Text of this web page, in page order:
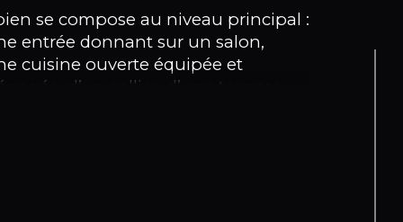
se compose au niveau principal :
entrée donnant sur un salon,
cuisine ouverte équipée et
d’un cellier, d’une terrasse